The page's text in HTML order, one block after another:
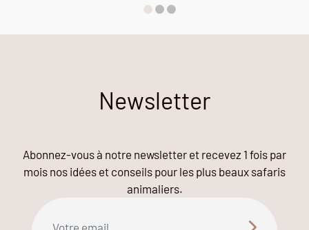
Newsletter
Abonnez-vous à notre newsletter et recevez 1 fois par
mois nos idées et conseils pour les plus beaux safaris
animaliers.